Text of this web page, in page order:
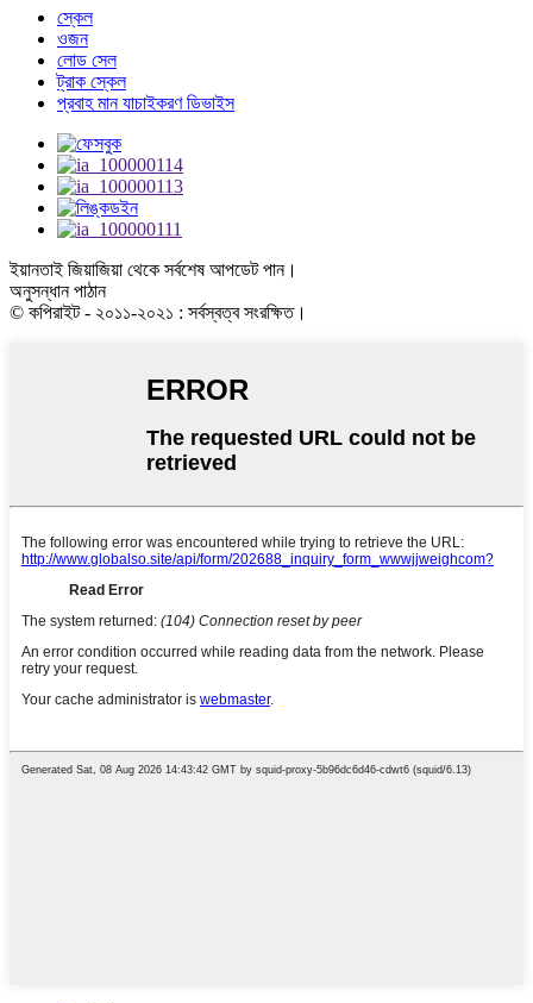
স্কেল
ওজন
লোড সেল
ট্রাক স্কেল
প্রবাহ মান যাচাইকরণ ডিভাইস
ইয়ানতাই জিয়াজিয়া থেকে সর্বশেষ আপডেট পান।
অনুসন্ধান পাঠান
© কপিরাইট - ২০১১-২০২১ : সর্বস্বত্ব সংরক্ষিত।